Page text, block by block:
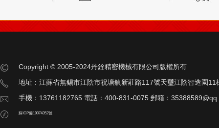
Copyright © 2005-2024丹銓精密機械有限公司版權所有
地址：江蘇省無錫市江陰市祝塘鎮新莊路117號天璽江陰智造園11
手機：13761182765 電話：400-831-0075 郵箱：
蘇ICP備19074352號